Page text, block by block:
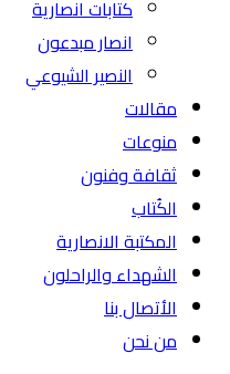
كتابات انصارية
انصار مبدعون
النصیر الشیوعي
مقالات
منوعات
ثقافة وفنون
الكُتاب
المكتبة الانصارية
الشهداء والراحلون
الأتصال بنا
من نحن